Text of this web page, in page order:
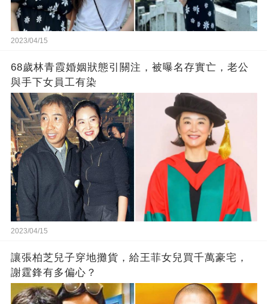
2023/04/15
68歲林青霞婚姻狀態引關注，被曝名存實亡，老公
與手下女員工有染
2023/04/15
讓張柏芝兒子穿地攤貨，給王菲女兒買千萬豪宅，
謝霆鋒有多偏心？